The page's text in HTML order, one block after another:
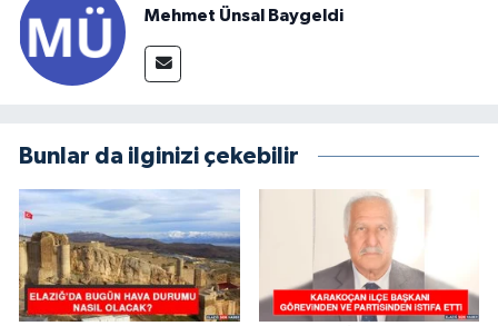
Mehmet Ünsal Baygeldi
Bunlar da ilginizi çekebilir